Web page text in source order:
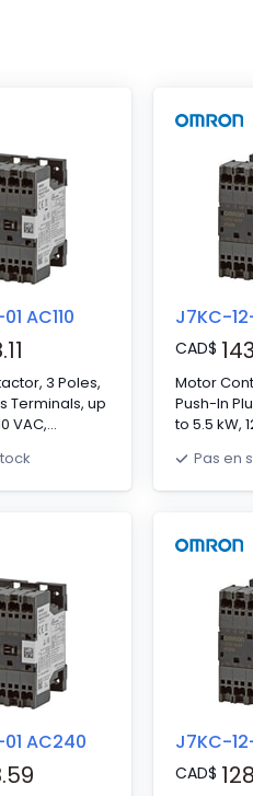
AC110
3 Poles,
Terminals, up
VAC,
x 45 x 46 mm
J7KC-
CAD$
Motor
Push-In
to 5.5 kW,
H×W×D
Pas en
AC240 J7KC-
CAD$